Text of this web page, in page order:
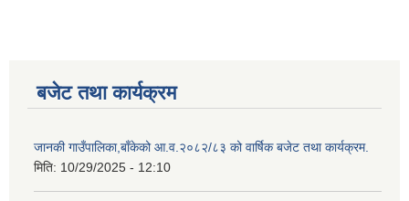
बजेट तथा कार्यक्रम
जानकी गाउँपालिका,बाँकेको आ.व.२०८२/८३ को वार्षिक बजेट तथा कार्यक्रम.
मिति: 10/29/2025 - 12:10